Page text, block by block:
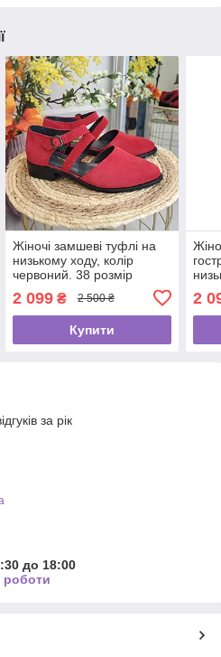
Жіночі замшеві туфлі на
низькому ходу, колір
червоний. 38 розмір
2 099₴ 2 500 ₴
Купити
2
за рік
до 18:00
роботи